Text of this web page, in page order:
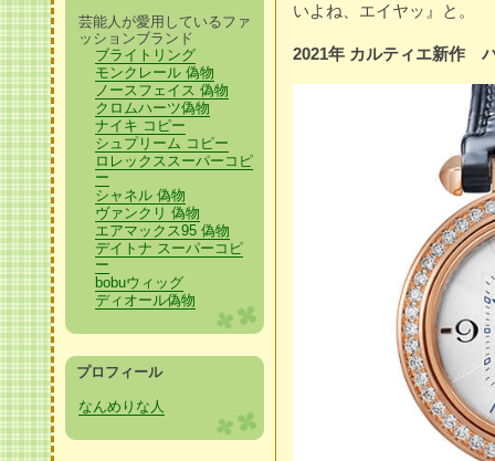
いよね、エイヤッ』と。
2021年 カルティエ新作
芸能人が愛用しているファ
ッションブランド
ブライトリング
モンクレール 偽物
ノースフェイス 偽物
クロムハーツ偽物
ナイキ コピー
シュプリーム コピー
ロレックススーパーコピ
ー
シャネル 偽物
ヴァンクリ 偽物
エアマックス95 偽物
デイトナ スーパーコピ
ー
bobuウィッグ
ディオール偽物
プロフィール
なんめりな人